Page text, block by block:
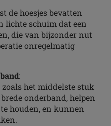
de hoesjes bevatten
lichte schuim dat een
die van bijzonder nut
onregelmatig
:
het middelste stuk
onderband, helpen
houden, en kunnen